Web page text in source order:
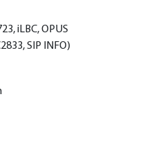
iLBC, OPUS
SIP INFO)